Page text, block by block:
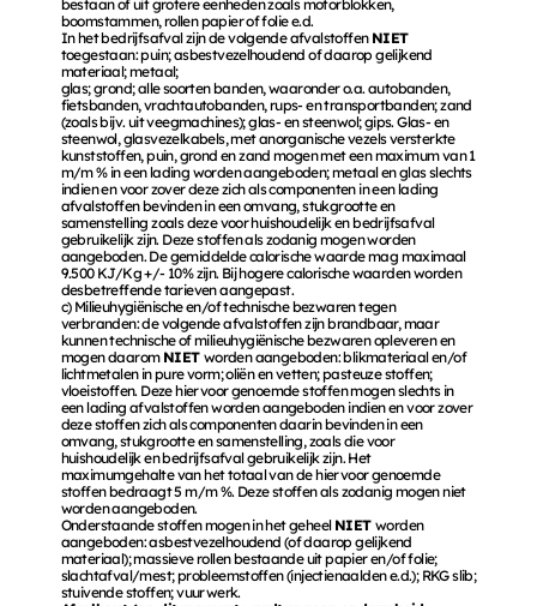
bestaan of uit grotere eenheden zoals motorblokken,
boomstammen, rollen papier of folie e.d.
In het bedrijfsafval zijn de volgende afvalstoffen
NIET
toegestaan: puin; asbestvezelhoudend of daarop gelijkend
materiaal; metaal;
glas; grond; alle soorten banden, waaronder o.a. autobanden,
fietsbanden, vrachtautobanden, rups- en transportbanden; zand
(zoals bijv. uit veegmachines); glas- en steenwol; gips. Glas- en
steenwol, glasvezelkabels, met anorganische vezels versterkte
kunststoffen, puin, grond en zand mogen met een maximum van 1
m/m % in een lading worden aangeboden; metaal en glas slechts
indien en voor zover deze zich als componenten in een lading
afvalstoffen bevinden in een omvang, stukgrootte en
samenstelling zoals deze voor huishoudelijk en bedrijfsafval
gebruikelijk zijn. Deze stoffen als zodanig mogen worden
aangeboden. De gemiddelde calorische waarde mag maximaal
9.500 KJ/Kg +/- 10% zijn. Bij hogere calorische waarden worden
desbetreffende tarieven aangepast.
c) Milieuhygiënische en/of technische bezwaren tegen
verbranden: de volgende afvalstoffen zijn brandbaar, maar
kunnen technische of milieuhygiënische bezwaren opleveren en
mogen daarom NIET worden aangeboden: blikmateriaal en/of
lichtmetalen in pure vorm; oliën en vetten; pasteuze stoffen;
vloeistoffen. Deze hiervoor genoemde stoffen mogen slechts in
een lading afvalstoffen worden aangeboden indien en voor zover
deze stoffen zich als componenten daarin bevinden in een
omvang, stukgrootte en samenstelling, zoals die voor
huishoudelijk en bedrijfsafval gebruikelijk zijn. Het
maximumgehalte van het totaal van de hiervoor genoemde
stoffen bedraagt 5 m/m %. Deze stoffen als zodanig mogen niet
worden aangeboden.
Onderstaande stoffen mogen in het geheel NIET worden
aangeboden: asbestvezelhoudend (of daarop gelijkend
materiaal); massieve rollen bestaande uit papier en/of folie;
slachtafval/mest; probleemstoffen (injectienaalden e.d.); RKG slib;
stuivende stoffen; vuurwerk.